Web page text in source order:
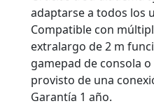
adaptarse a todos los
Compatible con
extralargo de 2 m
gamepad de consola
provisto de una
Garantía 1 año.